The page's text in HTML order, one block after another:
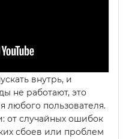
внутрь, и
не работают, это
любого пользователя.
от случайных ошибок
сбоев или проблем